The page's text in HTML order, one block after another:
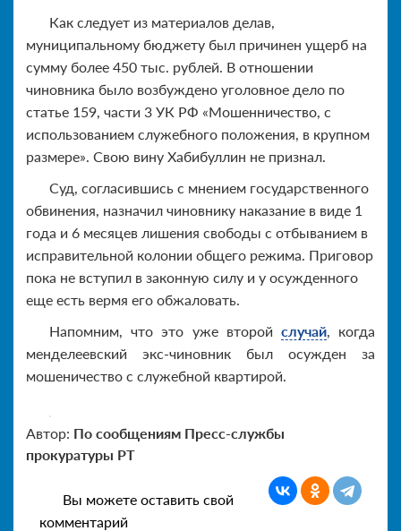
Как следует из материалов делав,
муниципальному бюджету был причинен ущерб на
сумму более 450 тыс. рублей. В отношении
чиновника было возбуждено уголовное дело по
статье 159, части 3 УК РФ «Мошенничество, с
использованием служебного положения, в крупном
размере». Свою вину Хабибуллин не признал.
Суд, согласившись с мнением государственного
обвинения, назначил чиновнику наказание в виде 1
года и 6 месяцев лишения свободы с отбыванием в
исправительной колонии общего режима. Приговор
пока не вступил в законную силу и у осужденного
еще есть вермя его обжаловать.
Напомним, что это уже второй случай, когда
менделеевский экс-чиновник был осужден за
мошеничество с служебной квартирой.
Автор: По сообщениям Пресс-службы
прокуратуры РТ
Вы можете оставить свой
комментарий